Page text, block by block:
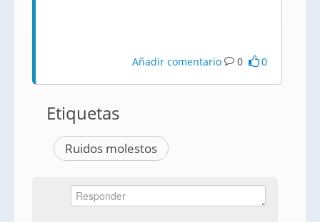
Añadir comentario 0 0
Etiquetas
Ruidos molestos